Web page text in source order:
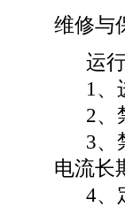
维修与
运行
1、进
2、禁
3、禁
电流长
4、定